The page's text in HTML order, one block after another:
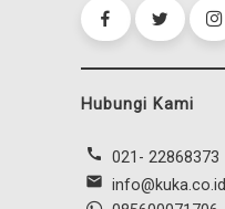
Hubungi Kami
call 021- 22868373
mail info@kuka.co.id